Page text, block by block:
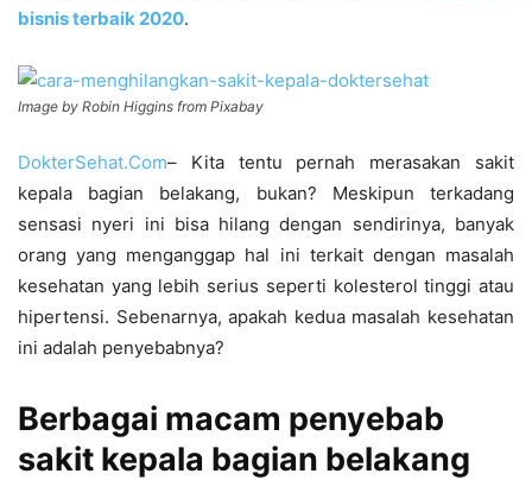
bisnis terbaik 2020.
Image by Robin Higgins from Pixabay
DokterSehat.Com– Kita tentu pernah merasakan sakit
kepala bagian belakang, bukan? Meskipun terkadang
sensasi nyeri ini bisa hilang dengan sendirinya, banyak
orang yang menganggap hal ini terkait dengan masalah
kesehatan yang lebih serius seperti kolesterol tinggi atau
hipertensi. Sebenarnya, apakah kedua masalah kesehatan
ini adalah penyebabnya?
Berbagai macam penyebab
sakit kepala bagian belakang